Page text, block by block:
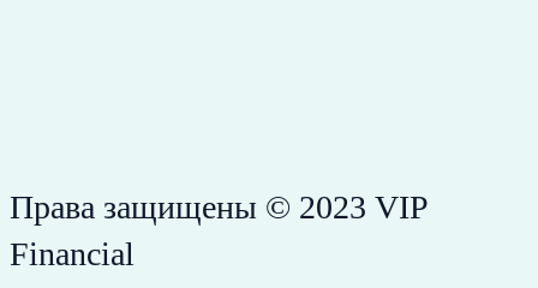
Права защищены © 2023 VIP
Financial